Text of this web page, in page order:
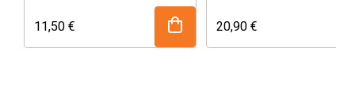
11,50€
myös tehdä pieniä
20,90€